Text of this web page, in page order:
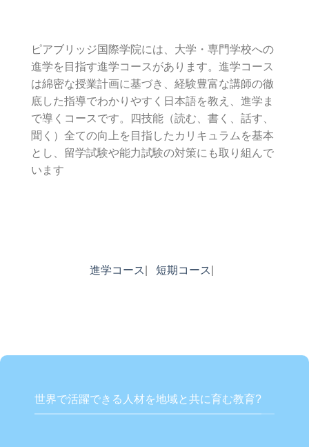
ピアブリッジ国際学院には、大学・専門学校への
進学を目指す進学コースがあります。進学コース
は綿密な授業計画に基づき、経験豊富な講師の徹
底した指導でわかりやすく日本語を教え、進学ま
で導くコースです。四技能（読む、書く、話す、
聞く）全ての向上を目指したカリキュラムを基本
とし、留学試験や能力試験の対策にも取り組んで
います
進学コース 短期コース
世界で活躍できる人材を地域と共に育む教育?